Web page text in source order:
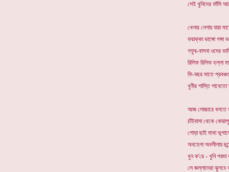
সেই খুনিদের ফাঁসি
খেলার নেশায় যারা
ফরাক্কা ভাঙ্গো গঙ্গা
গফুর-বাসনা ওদের
রিলিফ রিলিফ হল্লা
ফি-বছর মাতে
খুনীর শাস্তি পাবেতো
আজ সোচ্চারে বলতে
চাঁইবাসা থেকে
পোড়া ছাই মাখা
অবহেলা অবলীলায়
খুন ক'রে - খুনি পয়দা
সে জল্লাদেরা ঝুলবে